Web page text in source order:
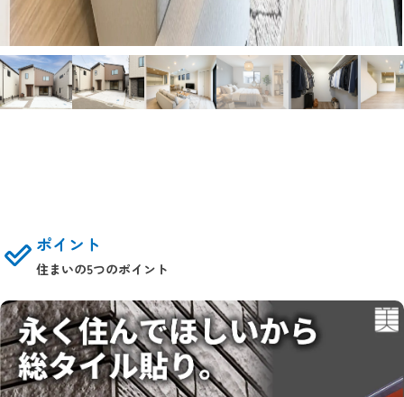
ポイント
住まいの5つのポイント